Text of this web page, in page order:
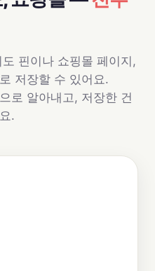
핀이나 쇼핑몰 페이지,
저장할 수 있어요.
로 알아내고, 저장한 건
.